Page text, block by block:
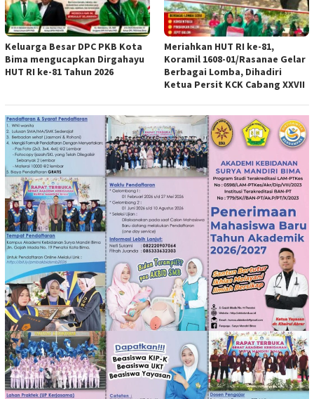
Keluarga Besar DPC PKB Kota
Bima mengucapkan Dirgahayu
HUT RI ke-81 Tahun 2026
Meriahkan HUT RI ke-81,
Koramil 1608-01/Rasanae Gelar
Berbagai Lomba, Dihadiri
Ketua Persit KCK Cabang XXVII